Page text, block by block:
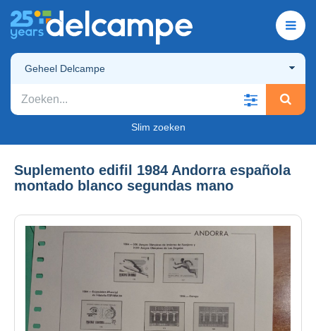
Geheel Delcampe
Slim zoeken
Suplemento edifil 1984 Andorra española
montado blanco segundas mano